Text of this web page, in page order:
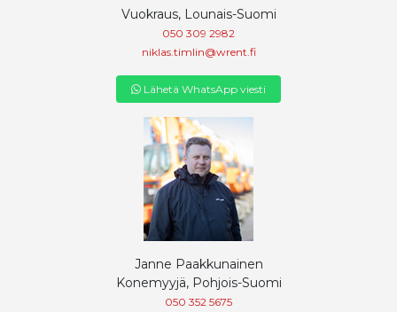
Vuokraus, Lounais-Suomi
050 309 2982
niklas.timlin@wrent.fi
Lähetä WhatsApp viesti
Janne Paakkunainen
Konemyyjä, Pohjois-Suomi
050 352 5675